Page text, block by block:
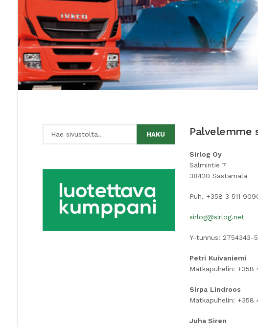
HAKU Palvelemme
Sirlog Oy
Salmintie 7
38420 Sastamala
Puh. +358 3 511
sirlog@sirlog.net
Y-tunnus: 2754343-5
Petri Kuivaniemi
Matkapuhelin: +358
Sirpa Lindroos
Matkapuhelin: +358
Juha Siren